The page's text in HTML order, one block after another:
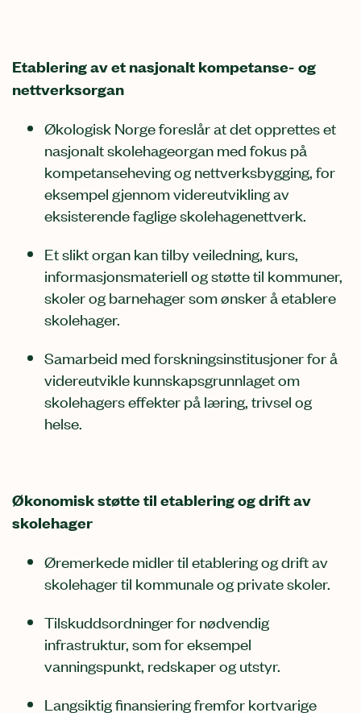
Etablering av et nasjonalt kompetanse- og
nettverksorgan
Økologisk Norge foreslår at det opprettes et
nasjonalt skolehageorgan med fokus på
kompetanseheving og nettverksbygging, for
eksempel gjennom videreutvikling av
eksisterende faglige skolehagenettverk.
Et slikt organ kan tilby veiledning, kurs,
informasjonsmateriell og støtte til kommuner,
skoler og barnehager som ønsker å etablere
skolehager.
Samarbeid med forskningsinstitusjoner for å
videreutvikle kunnskapsgrunnlaget om
skolehagers effekter på læring, trivsel og
helse.
Økonomisk støtte til etablering og drift av
skolehager
Øremerkede midler til etablering og drift av
skolehager til kommunale og private skoler.
Tilskuddsordninger for nødvendig
infrastruktur, som for eksempel
vanningspunkt, redskaper og utstyr.
Langsiktig finansiering fremfor kortvarige